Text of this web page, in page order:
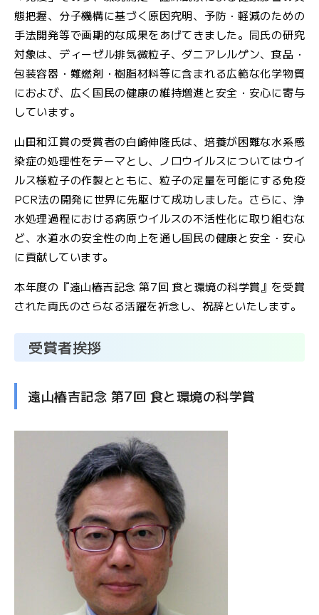
態把握、分子機構に基づく原因究明、予防・軽減のための
手法開発等で画期的な成果をあげてきました。同氏の研究
対象は、ディーゼル排気微粒子、ダニアレルゲン、食品・
包装容器・難燃剤・樹脂材料等に含まれる広範な化学物質
におよび、広く国民の健康の維持増進と安全・安心に寄与
しています。
山田和江賞の受賞者の白崎伸隆氏は、培養が困難な水系感
染症の処理性をテーマとし、ノロウイルスについてはウイ
ルス様粒子の作製とともに、粒子の定量を可能にする免疫
PCR法の開発に世界に先駆けて成功しました。さらに、浄
水処理過程における病原ウイルスの不活性化に取り組むな
ど、水道水の安全性の向上を通し国民の健康と安全・安心
に貢献しています。
本年度の『遠山椿吉記念 第7回 食と環境の科学賞』を受賞
された両氏のさらなる活躍を祈念し、祝辞といたします。
受賞者挨拶
遠山椿吉記念 第7回 食と環境の科学賞